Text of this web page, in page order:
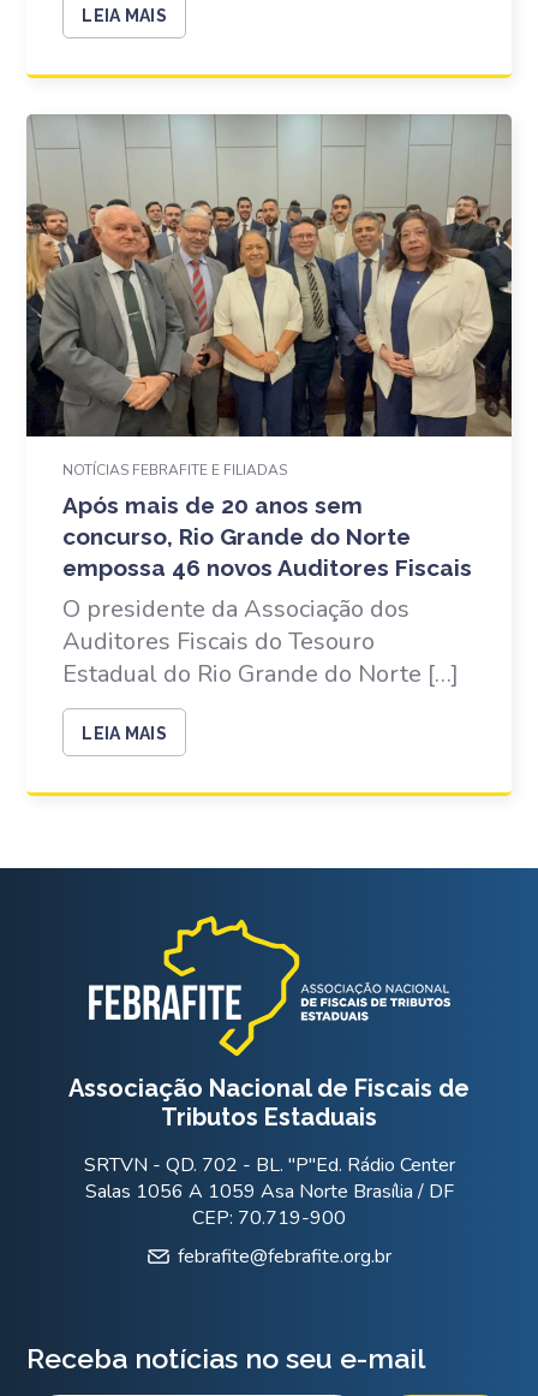
LEIA MAIS
NOTÍCIAS FEBRAFITE E FILIADAS
Após mais de 20 anos sem
concurso, Rio Grande do Norte
empossa 46 novos Auditores Fiscais
O presidente da Associação dos
Auditores Fiscais do Tesouro
Estadual do Rio Grande do Norte […]
LEIA MAIS
Associação Nacional de Fiscais de
Tributos Estaduais
SRTVN - QD. 702 - BL. "P"Ed. Rádio Center
Salas 1056 A 1059 Asa Norte Brasília / DF
CEP: 70.719-900
febrafite@febrafite.org.br
Receba notícias no seu e-mail